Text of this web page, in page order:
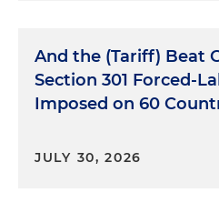
And the (Tariff) Beat
Section 301 Forced-
Imposed on 60
JULY 30, 2026